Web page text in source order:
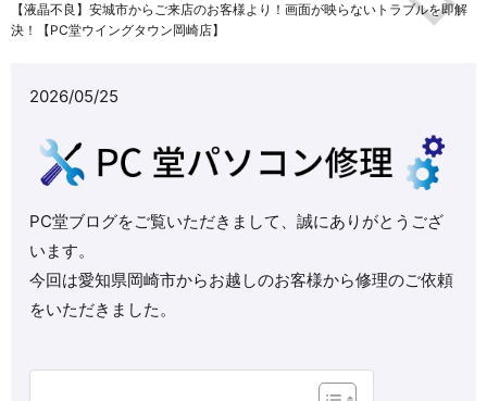
【液晶不良】安城市からご来店のお客様より！画面が映らないトラブルを即解
決！【PC堂ウイングタウン岡崎店】
2026/05/25
PC堂ブログをご覧いただきまして、誠にありがとうござ
います。
今回は愛知県岡崎市からお越しのお客様から修理のご依頼
をいただきました。